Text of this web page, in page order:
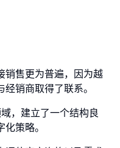
销售更为普遍，因为越
销商取得了联系。
，建立了一个结构良
策略。